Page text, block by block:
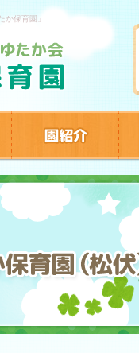
保育園」